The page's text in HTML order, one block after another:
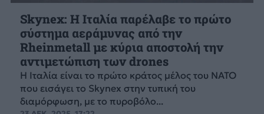
Skynex: H Ιταλία παρέλαβε το πρώτο
σύστημα αεράμυνας από την
Rheinmetall με κύρια αποστολή την
αντιμετώπιση των drones
Η Ιταλία είναι το πρώτο κράτος μέλος του ΝΑΤΟ
που εισάγει το Skynex στην τυπική του
διαμόρφωση, με το πυροβόλο...